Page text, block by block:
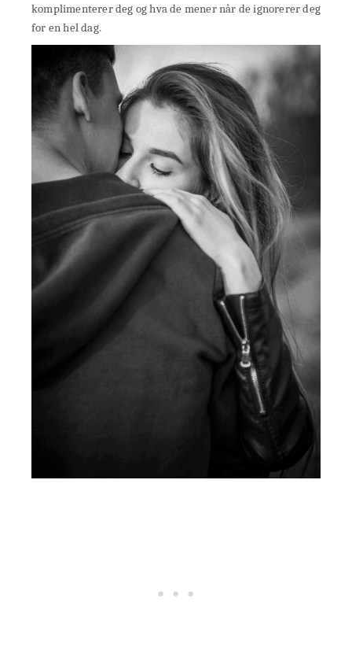
komplimenterer deg og hva de mener når de ignorerer deg
for en hel dag.